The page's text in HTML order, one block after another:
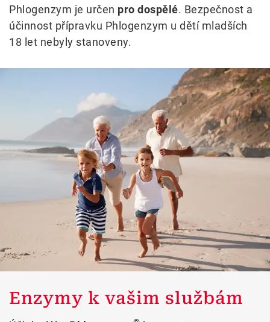
Phlogenzym je určen pro dospělé. Bezpečnost a
účinnost přípravku Phlogenzym u dětí mladších
18 let nebyly stanoveny.
Enzymy k vašim službám